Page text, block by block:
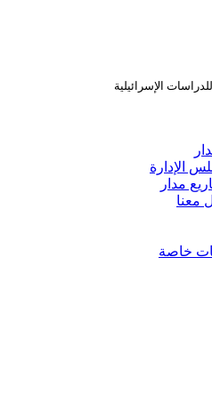
الإسرائيلية
الإدارة
مدار
معنا
خاصة